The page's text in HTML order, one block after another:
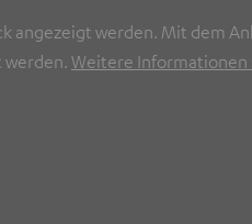
werden. Mit dem
Weitere Informationen